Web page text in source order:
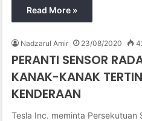
Read More »
Nadzarul Amir 23/08/2020
PERANTI SENSOR
KANAK-KANAK
KENDERAAN
Tesla Inc. meminta Persekutuan